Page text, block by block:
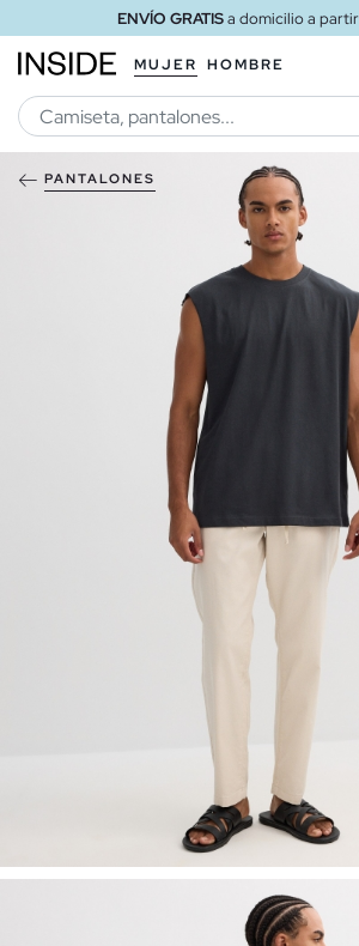
ENVÍO GRATISa domicilio a
MUJER HOMBRE
PANTALONES